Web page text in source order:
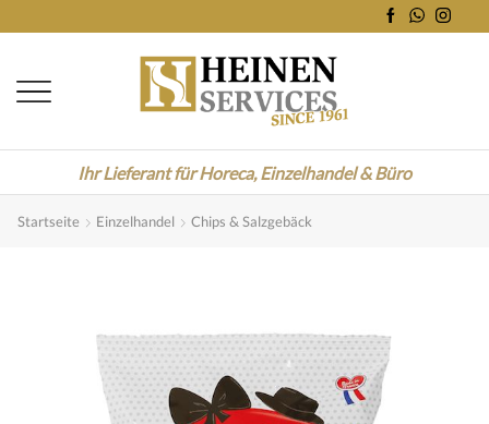
Ihr Lieferant für Horeca, Einzelhandel & Büro
Startseite Einzelhandel Chips & Salzgebäck